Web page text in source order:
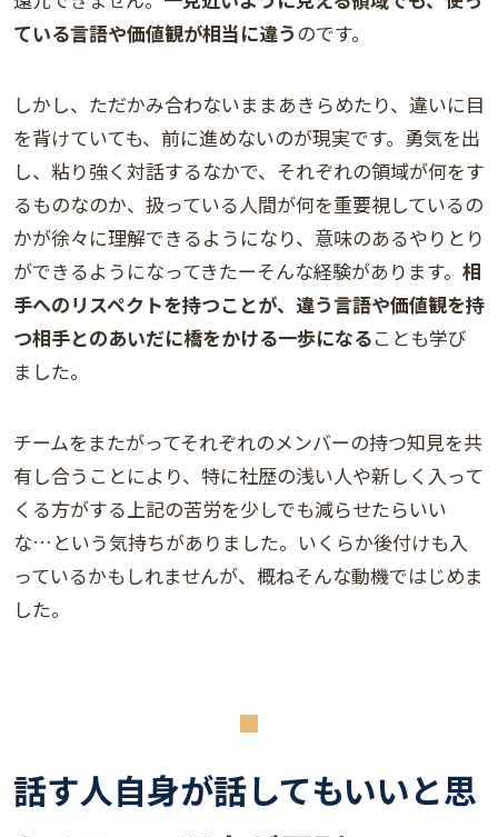
ている言語や価値観が相当に違うのです。
しかし、ただかみ合わないままあきらめたり、違いに目
を背けていても、前に進めないのが現実です。勇気を出
し、粘り強く対話するなかで、それぞれの領域が何をす
るものなのか、扱っている人間が何を重要視しているの
かが徐々に理解できるようになり、意味のあるやりとり
ができるようになってきたーそんな経験があります。 相
手へのリスペクトを持つことが、違う言語や価値観を持
つ相手とのあいだに橋をかける一歩になることも学び
ました。
チームをまたがってそれぞれのメンバーの持つ知見を共
有し合うことにより、特に社歴の浅い人や新しく入って
くる方がする上記の苦労を少しでも減らせたらいい
な…という気持ちがありました。いくらか後付けも入
っているかもしれませんが、概ねそんな動機ではじめま
した。
話す人自身が話してもいいと思